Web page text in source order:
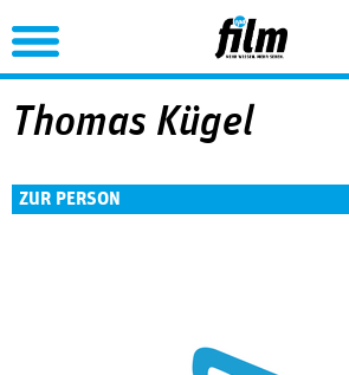
Jump to Navigation
Thomas Kügel
ZUR PERSON